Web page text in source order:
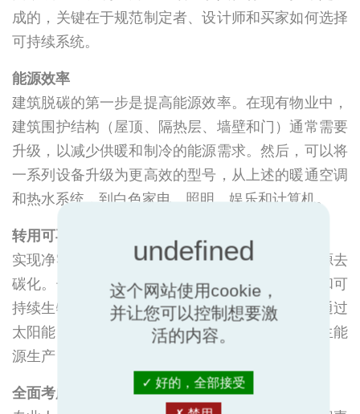
成的，关键在于规范制定者、设计师和买家如何选择
可持续系统。
能源效率
建筑脱碳的第一步是提高能源效率。在现有物业中，
建筑围护结构（屋顶、隔热层、墙壁和门）通常需要
升级，以减少供暖和制冷的能源需求。然后，可以将
一系列设备升级为更高效的型号，从上述的暖通空调
和热水系统，到白色家电、照明、娱乐和计算机。
转用可再生/去碳化能源
实现净零排放的最大障碍之一是使我们使用的能源去
碳化。长期目标是通过可再生能源、核能、氢气和可
持续生物燃料实现电网的完全脱碳。在此之前，通过
太阳能、风能或热电联产（CHP）进行现场可再生能
源生产，为实现零碳能源提供了机会。
全面考虑建筑问题
这个网站使用cookie，
并让您可以控制想要激
活的内容。
好的，全部接受